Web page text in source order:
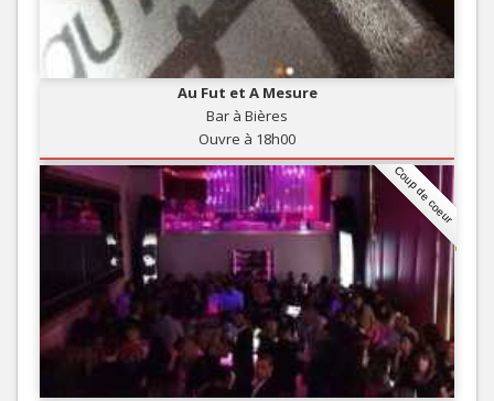
Au Fut et A Mesure
Bar à Bières
Ouvre à 18h00
Coup de coeur